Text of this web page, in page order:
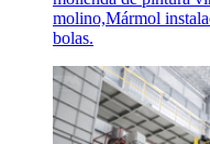
molino,Mármol
bolas.